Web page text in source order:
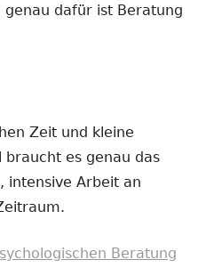
dafür ist Beratung
Zeit und kleine
es genau das
intensive Arbeit an
Beratung